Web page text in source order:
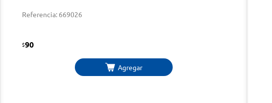
Referencia: 669026
$90
Agregar